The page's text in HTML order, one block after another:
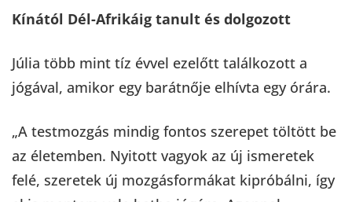
Kínától Dél-Afrikáig tanult és dolgozott
Júlia több mint tíz évvel ezelőtt találkozott a
jógával, amikor egy barátnője elhívta egy órára.
„A testmozgás mindig fontos szerepet töltött be
az életemben. Nyitott vagyok az új ismeretek
felé, szeretek új mozgásformákat kipróbálni, így